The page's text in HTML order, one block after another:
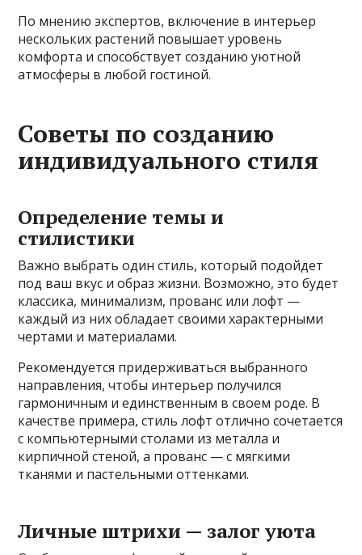
По мнению экспертов, включение в интерьер
нескольких растений повышает уровень
комфорта и способствует созданию уютной
атмосферы в любой гостиной.
Советы по созданию
индивидуального стиля
Определение темы и
стилистики
Важно выбрать один стиль, который подойдет
под ваш вкус и образ жизни. Возможно, это будет
классика, минимализм, прованс или лофт —
каждый из них обладает своими характерными
чертами и материалами.
Рекомендуется придерживаться выбранного
направления, чтобы интерьер получился
гармоничным и единственным в своем роде. В
качестве примера, стиль лофт отлично сочетается
с компьютерными столами из металла и
кирпичной стеной, а прованс — с мягкими
тканями и пастельными оттенками.
Личные штрихи — залог уюта